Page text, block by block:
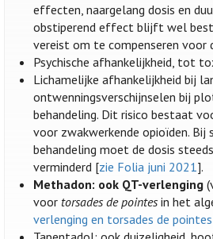
effecten, naargelang dosis en
obstiperend effect blijft wel
vereist om te compenseren voor
Psychische afhankelijkheid, tot
Lichamelijke afhankelijkheid bij
ontwenningsverschijnselen bij
behandeling. Dit risico bestaat
voor zwakwerkende opioïden. Bij
behandeling moet de dosis
verminderd [zie Folia juni 2021].
Methadon: ook QT-verlenging
voor torsades de pointes in het
verlenging en torsades de pointes